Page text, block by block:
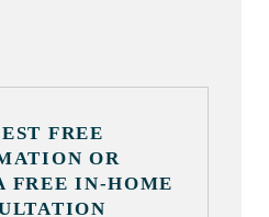
FREE
OR
FREE IN-HOME